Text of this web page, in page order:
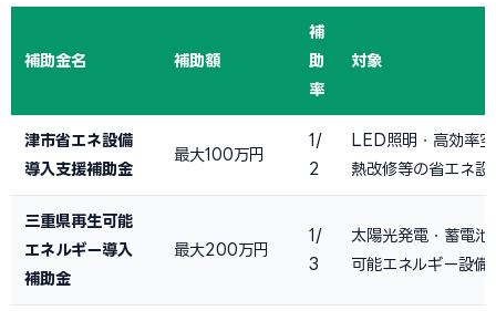
補助金名 補助額
補
助
率
対象
津市省エネ設備
導入支援補助金
最大100万円
1/
2
LED照明・高効率
熱改修等の省エネ設
三重県再生可能
エネルギー導入
補助金
最大200万円
1/
3
太陽光発電・蓄電池
可能エネルギー設備